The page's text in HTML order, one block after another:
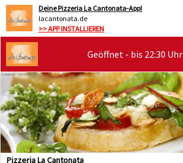
Deine Pizzeria La Cantonata-App!
lacantonata.de
>> APP INSTALLIEREN
Geöffnet - bis 22:30 Uhr
Pizzeria La Cantonata